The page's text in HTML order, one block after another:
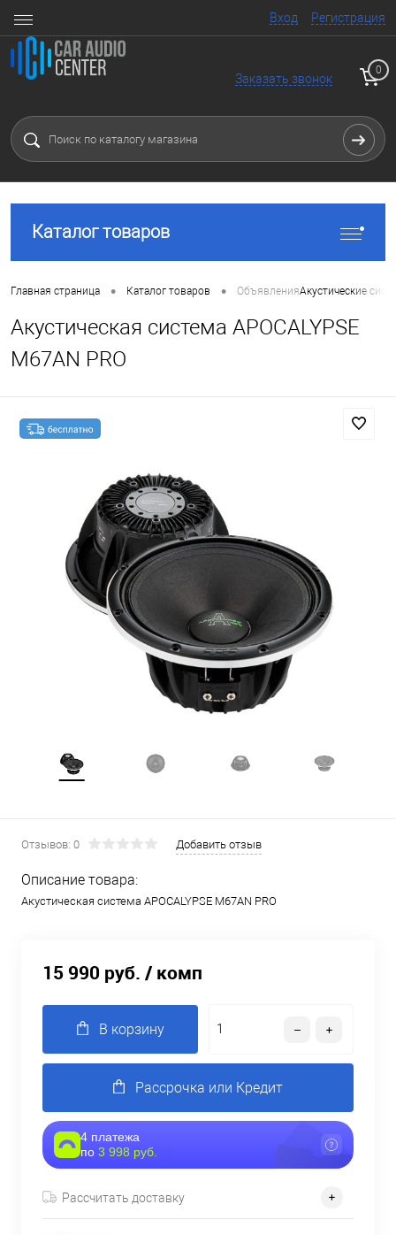
Вход Регистрация
Заказать звонок
0
Каталог товаров
Главная страница • Каталог товаров • ОбъявленияАкустические
Акустическая система APOCALYPSE
M67AN PRO
Отзывов: 0 Добавить отзыв
Описание товара:
Акустическая система APOCALYPSE M67AN PRO
15 990 руб. / комп
В корзину
Рассрочка или Кредит
4 платежа
по 3 998 руб.
Рассчитать доставку